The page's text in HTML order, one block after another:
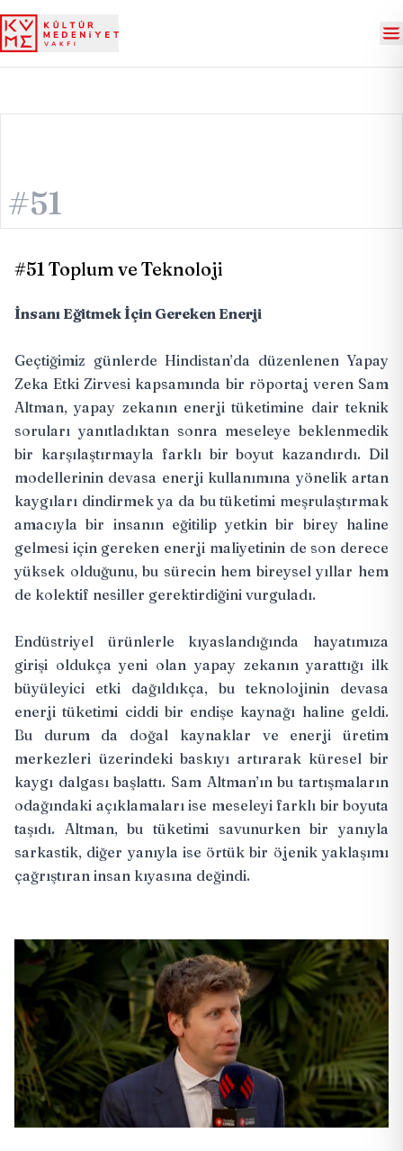
#51
#51 Toplum ve Teknoloji
İnsanı Eğitmek İçin Gereken Enerji
Geçtiğimiz günlerde Hindistan’da düzenlenen Yapay
Zeka Etki Zirvesi kapsamında bir röportaj veren Sam
Altman, yapay zekanın enerji tüketimine dair teknik
soruları yanıtladıktan sonra meseleye beklenmedik
bir karşılaştırmayla farklı bir boyut kazandırdı. Dil
modellerinin devasa enerji kullanımına yönelik artan
kaygıları dindirmek ya da bu tüketimi meşrulaştırmak
amacıyla bir insanın eğitilip yetkin bir birey haline
gelmesi için gereken enerji maliyetinin de son derece
yüksek olduğunu, bu sürecin hem bireysel yıllar hem
de kolektif nesiller gerektirdiğini vurguladı.
Endüstriyel ürünlerle kıyaslandığında hayatımıza
girişi oldukça yeni olan yapay zekanın yarattığı ilk
büyüleyici etki dağıldıkça, bu teknolojinin devasa
enerji tüketimi ciddi bir endişe kaynağı haline geldi.
Bu durum da doğal kaynaklar ve enerji üretim
merkezleri üzerindeki baskıyı artırarak küresel bir
kaygı dalgası başlattı. Sam Altman’ın bu tartışmaların
odağındaki açıklamaları ise meseleyi farklı bir boyuta
taşıdı. Altman, bu tüketimi savunurken bir yanıyla
sarkastik, diğer yanıyla ise örtük bir öjenik yaklaşımı
çağrıştıran insan kıyasına değindi.